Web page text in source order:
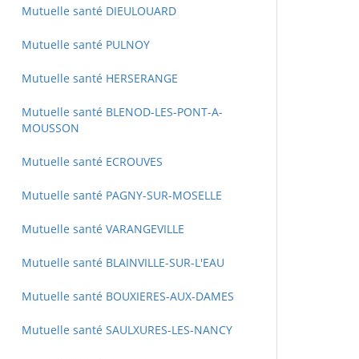
Mutuelle santé DIEULOUARD
Mutuelle santé PULNOY
Mutuelle santé HERSERANGE
Mutuelle santé BLENOD-LES-PONT-A-
MOUSSON
Mutuelle santé ECROUVES
Mutuelle santé PAGNY-SUR-MOSELLE
Mutuelle santé VARANGEVILLE
Mutuelle santé BLAINVILLE-SUR-L'EAU
Mutuelle santé BOUXIERES-AUX-DAMES
Mutuelle santé SAULXURES-LES-NANCY